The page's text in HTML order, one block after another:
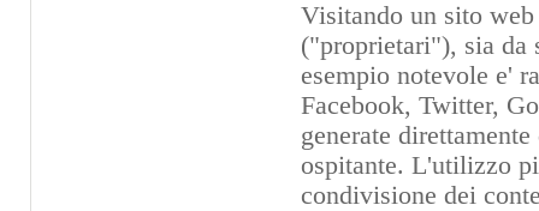
Visitando un sito
("proprietari"), sia da
esempio notevole e'
Facebook, Twitter,
generate
ospitante. L'utilizzo
condivisione dei